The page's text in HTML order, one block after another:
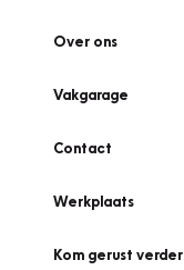
Over ons
Vakgarage
Contact
Werkplaats
Kom gerust verder